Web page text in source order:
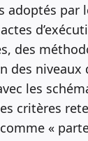
adoptés par
des
des niveaux
les
critères
«